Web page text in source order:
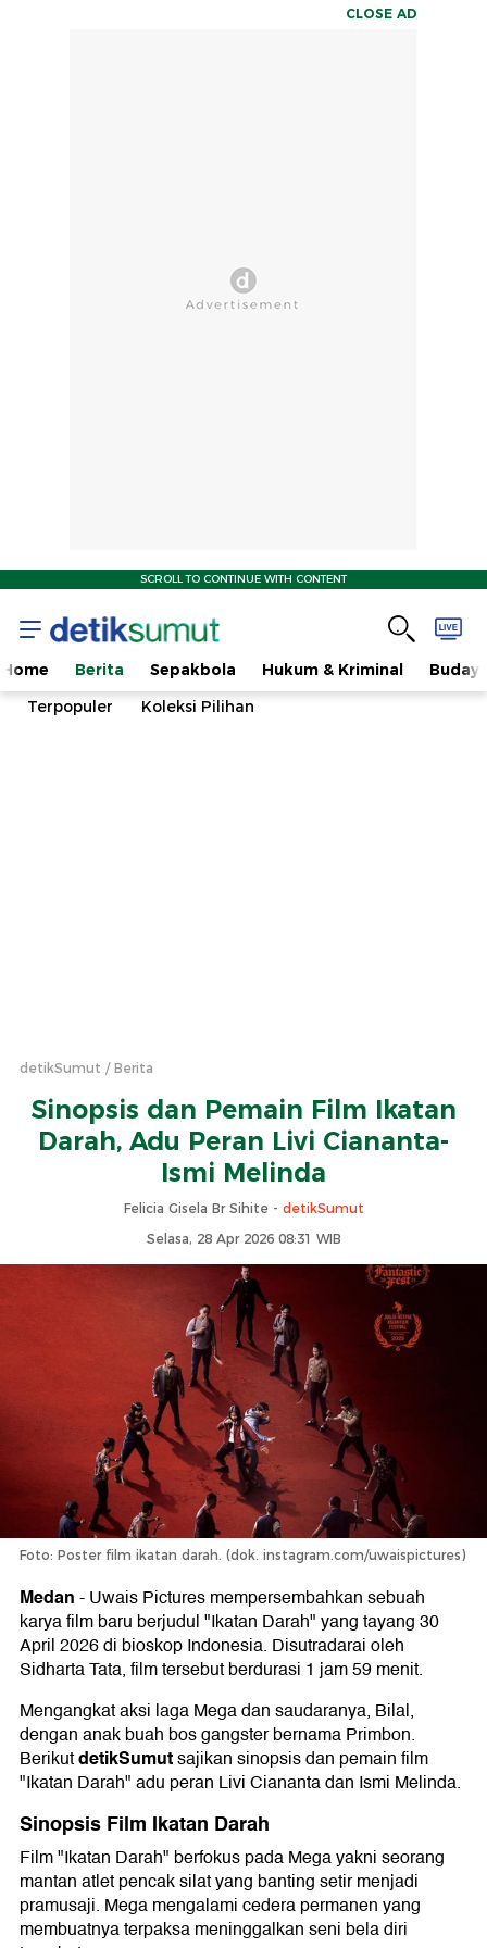
CLOSE AD
SCROLL TO CONTINUE WITH CONTENT
Home Berita Sepakbola Hukum & Kriminal
Terpopuler
Koleksi Pilihan
detikSumut Berita
Sinopsis dan Pemain Film Ikatan
Darah, Adu Peran Livi Ciananta-
Ismi Melinda
Felicia Gisela Br Sihite - detikSumut
Selasa, 28 Apr 2026 08:31 WIB
Foto: Poster film ikatan darah. (dok. instagram.com/uwaispictures)
Medan-Uwais Pictures mempersembahkan sebuah
karya film baru berjudul "Ikatan Darah" yang tayang 30
April 2026 di bioskop Indonesia. Disutradarai oleh
Sidharta Tata, film tersebut berdurasi 1 jam 59 menit.
Mengangkat aksi laga Mega dan saudaranya, Bilal,
dengan anak buah bos gangster bernama Primbon.
BerikutdetikSumutsajikan sinopsis dan pemain film
"Ikatan Darah" adu peran Livi Ciananta dan Ismi Melinda.
Sinopsis Film Ikatan Darah
Film "Ikatan Darah" berfokus pada Mega yakni seorang
mantan atlet pencak silat yang banting setir menjadi
pramusaji. Mega mengalami cedera permanen yang
membuatnya terpaksa meninggalkan seni bela diri